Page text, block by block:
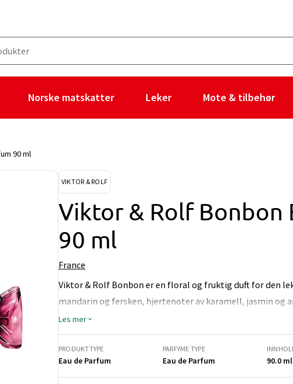
Norske matskatter Leker Mote & tilbehør
90 ml
VIKTOR & ROLF
Viktor & Rolf Bonbon
90 ml
France
Viktor & Rolf Bonbon er en floral og fruktig duft for den
mandarin og fersken, hjertenoter av karamell, jasmin og
sedertre og amber.
Les mer
PRODUKTTYPE
Eau de Parfum
PARFYME TYPE
Eau de Parfum 90.0 ml